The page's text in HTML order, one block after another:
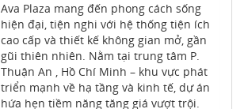
Ava Plaza mang đến phong cách sống
hiện đại, tiện nghi với hệ thống tiện ích
cao cấp và thiết kế không gian mở, gần
gũi thiên nhiên. Nằm tại trung tâm P.
Thuận An , Hồ Chí Minh – khu vực phát
triển mạnh về hạ tầng và kinh tế, dự án
hứa hẹn tiềm năng tăng giá vượt trội.